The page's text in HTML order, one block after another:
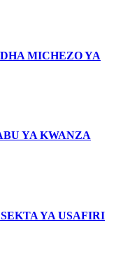
MICHEZO YA
YA KWANZA
YA USAFIRI